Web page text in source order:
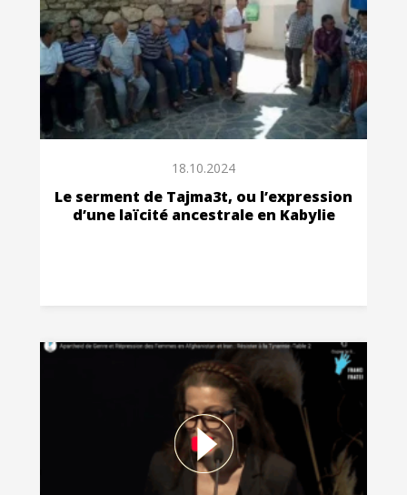
18.10.2024
Le serment de Tajma3t, ou l’expression
d’une laïcité ancestrale en Kabylie